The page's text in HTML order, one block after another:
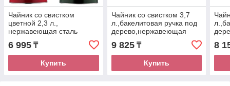
Чайник со свистком
цветной 2,3 л.,
нержавеющая сталь
6 995 ₸
Купить
Чайник со свистком 3,7
л.,бакелитовая ручка под
дерево,нержавеющая
9 825₸
Купить
8